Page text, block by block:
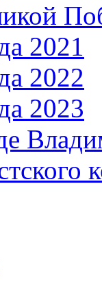
2021
2022
2023